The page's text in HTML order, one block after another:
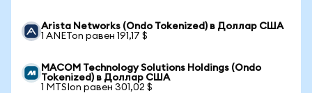
Arista Networks (Ondo Tokenized) в Доллар США
1 ANETon равен 191,17 $
MACOM Technology Solutions Holdings (Ondo
Tokenized) в Доллар США
1 MTSIon равен 301,02 $